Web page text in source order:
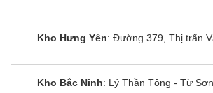
Kho Hưng Yên: Đường 379, Thị trấn
Kho Bắc Ninh: Lý Thần Tông - Từ